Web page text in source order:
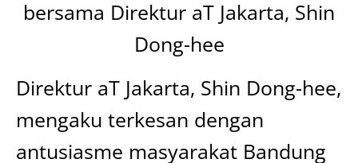
bersama Direktur aT Jakarta, Shin
Dong-hee
Direktur aT Jakarta, Shin Dong-hee,
mengaku terkesan dengan
antusiasme masyarakat Bandung